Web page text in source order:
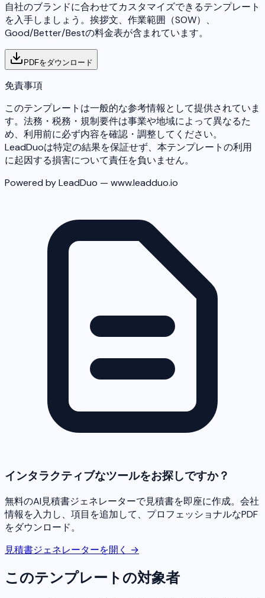
自社のブランドに合わせてカスタマイズできるテンプレート
を入手しましょう。挨拶文、作業範囲（SOW）、
Good/Better/Bestの料金表が含まれています。
PDFをダウンロード
免責事項
このテンプレートは一般的な参考情報として提供されていま
す。法務・税務・規制要件は事業や地域によって異なるた
め、利用前に必ず内容を確認・調整してください。
LeadDuoは特定の結果を保証せず、本テンプレートの利用
に起因する損害について責任を負いません。
Powered by LeadDuo — www.leadduo.io
インタラクティブなツールをお探しですか？
無料のAI見積書ジェネレーターで見積書を即座に作成。会社
情報を入力し、項目を追加して、プロフェッショナルなPDF
をダウンロード。
見積書ジェネレーターを開く →
このテンプレートの対象者